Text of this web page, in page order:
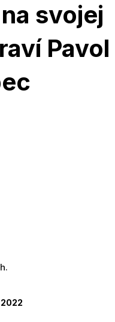
svojej
Pavol